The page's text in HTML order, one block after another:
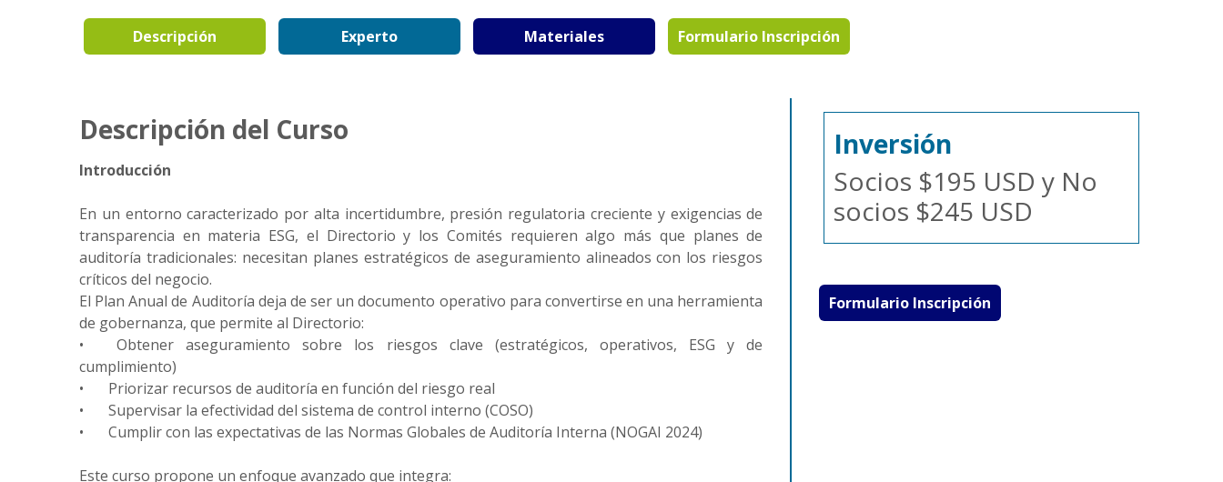
Descripción Experto Materiales Formulario Inscripción
Descripción del Curso
Introducción
En un entorno caracterizado por alta incertidumbre, presión regulatoria creciente y exigencias de
transparencia en materia ESG, el Directorio y los Comités requieren algo más que planes de
auditoría tradicionales: necesitan planes estratégicos de aseguramiento alineados con los riesgos
críticos del negocio.
El Plan Anual de Auditoría deja de ser un documento operativo para convertirse en una herramienta
de gobernanza, que permite al Directorio:
•
Obtener aseguramiento sobre los riesgos clave (estratégicos, operativos, ESG y de
cumplimiento)
•
Priorizar recursos de auditoría en función del riesgo real
•
Supervisar la efectividad del sistema de control interno (COSO)
•
Cumplir con las expectativas de las Normas Globales de Auditoría Interna (NOGAI 2024)
Este curso propone un enfoque avanzado que integra:
Inversión
Socios $195 USD y No
socios $245 USD
Formulario Inscripción